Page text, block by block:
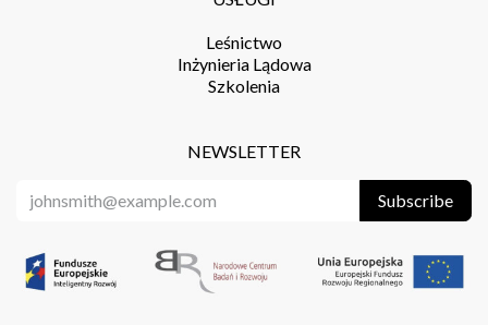
NEWSLETTER
Subscribe
Leśnictwo
Inżynieria Lądowa
Szkolenia